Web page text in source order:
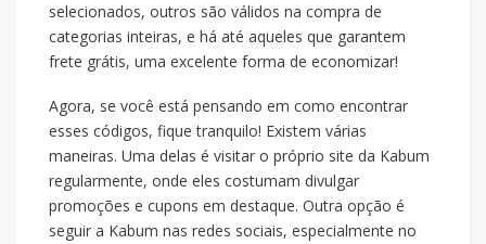
selecionados, outros são válidos na compra de
categorias inteiras, e há até aqueles que garantem
frete grátis, uma excelente forma de economizar!
Agora, se você está pensando em como encontrar
esses códigos, fique tranquilo! Existem várias
maneiras. Uma delas é visitar o próprio site da Kabum
regularmente, onde eles costumam divulgar
promoções e cupons em destaque. Outra opção é
seguir a Kabum nas redes sociais, especialmente no